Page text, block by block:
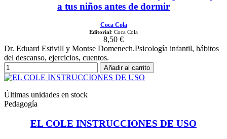
a tus niños antes de dormir
Coca Cola
Editorial : Coca Cola
8,50 €
Dr. Eduard Estivill y Montse Domenech.Psicología infantil, hábitos
del descanso, ejercicios, cuentos.
Añadir al carrito
Últimas unidades en stock
Pedagogía
EL COLE INSTRUCCIONES DE USO